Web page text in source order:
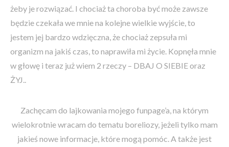
żeby je rozwiązać. I chociaż ta choroba być może zawsze
będzie czekała we mnie na kolejne wielkie wyjście, to
jestem jej bardzo wdzięczna, że chociaż zepsuła mi
organizm na jakiś czas, to naprawiła mi życie. Kopnęła mnie
w głowę i teraz już wiem 2 rzeczy – DBAJ O SIEBIE oraz
ŻYJ..
Zachęcam do lajkowania mojego funpage’a, na którym
wielokrotnie wracam do tematu boreliozy, jeżeli tylko mam
jakieś nowe informacje, które mogą pomóc. A także jest